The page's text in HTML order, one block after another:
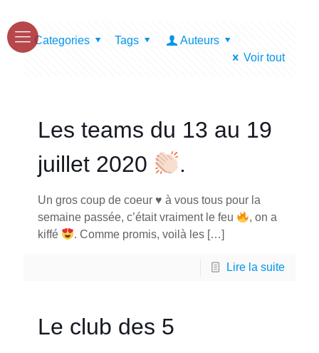
Categories Tags
Auteurs
Voir tout
Les teams du 13 au 19
juillet 2020
.
Un gros coup de coeur ♥️ à vous tous pour la
semaine passée, c’était vraiment le feu
, on a
kiffé
. Comme promis, voilà les […]
Lire la suite
Le club des 5